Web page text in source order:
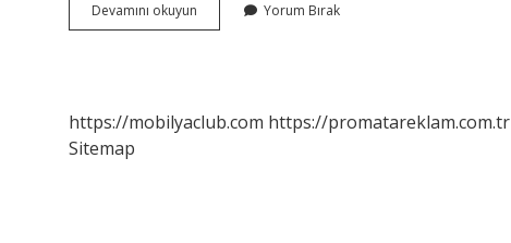
Devamını okuyun
Karat
Yorum Bırak
https://mobilyaclub.com https://promatareklam.com.tr
Sitemap